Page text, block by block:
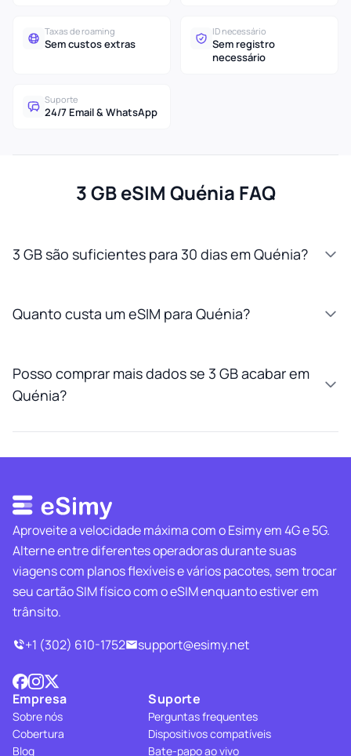
Taxas de roaming
Sem custos extras
ID necessário
Sem registro
necessário
Suporte
24/7 Email & WhatsApp
3 GB eSIM Quénia FAQ
3 GB são suficientes para 30 dias em Quénia?
Quanto custa um eSIM para Quénia?
Posso comprar mais dados se 3 GB acabar em
Quénia?
Aproveite a velocidade máxima com o Esimy em 4G e 5G.
Alterne entre diferentes operadoras durante suas
viagens com planos flexíveis e vários pacotes, sem trocar
seu cartão SIM físico com o eSIM enquanto estiver em
trânsito.
+1 (302) 610-1752
support@esimy.net
Empresa
Sobre nós
Cobertura
Blog
Suporte
Perguntas frequentes
Dispositivos compatíveis
Bate-papo ao vivo